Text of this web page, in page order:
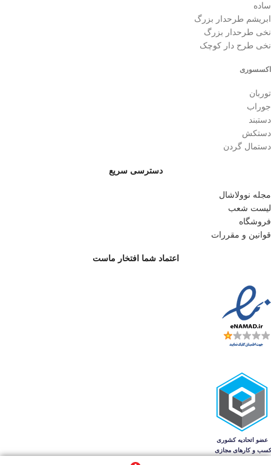
ساده
ابریشم طرحدار بزرگ
نخی طرحدار بزرگ
نخی طرح دار کوچک
اکسسوری
توربان
جوراب
دستبند
دستکش
دستمال گردن
دسترسی سریع
مجله نوولاشال
لیست شعب
فروشگاه
قوانین و مقررات
اعتماد شما افتخار ماست
تمام حقوق برای فروشگاه اینترنتی نوولاشال محفوظ است.